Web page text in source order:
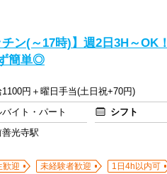
チン(～17時)】週2日3H～OK
簡単◎
1100円＋曜日手当(土日祝+70円)
バイト・パート シフト
善光寺駅
歓迎 未経験者歓迎
1日4h以内可